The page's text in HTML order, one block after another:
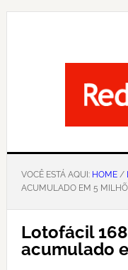
Skip
VOCÊ ESTÁ AQUI: HOME/
ACUMULADO EM 5
Lotofácil
acumulado